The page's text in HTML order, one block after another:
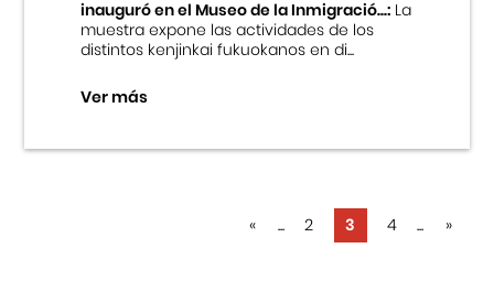
inauguró en el Museo de la Inmigració...:La
muestra expone las actividades de los
distintos kenjinkai fukuokanos en di...
Ver más
« ... 2 3 4 ... »